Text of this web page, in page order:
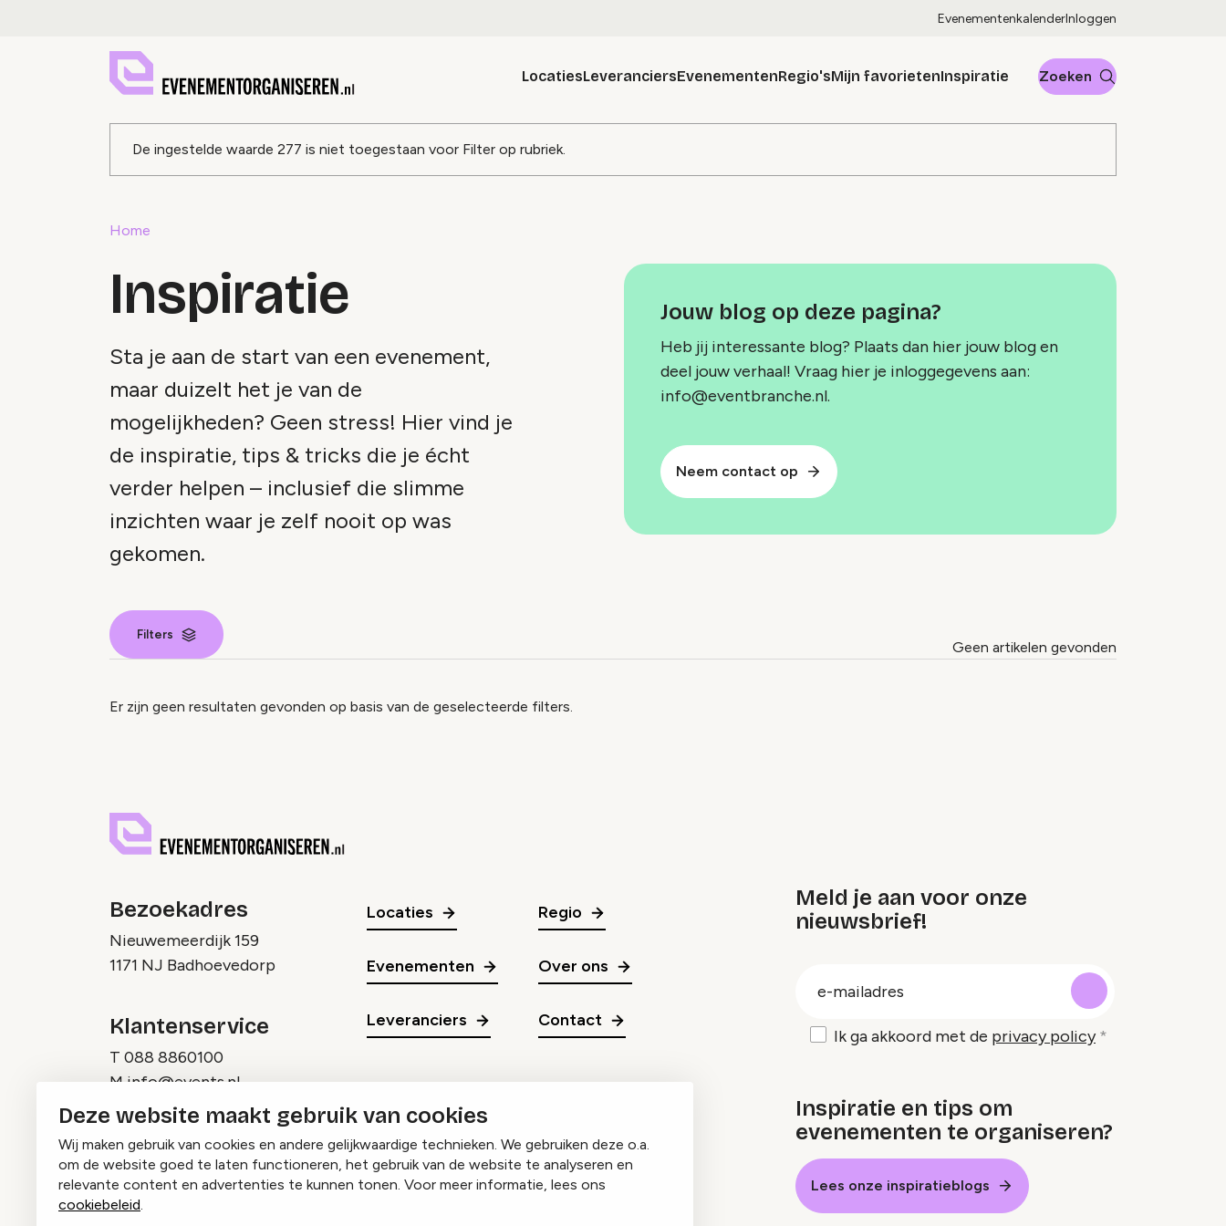
Deze website maakt gebruik van cookies
Wij maken gebruik van cookies en andere gelijkwaardige technieken. We gebruiken deze o.a.
om de website goed te laten functioneren, het gebruik van de website te analyseren en
relevante content en advertenties te kunnen tonen. Voor meer informatie, lees ons
cookiebeleid.
EvenementenkalenderInloggen
LocatiesLeveranciersEvenementenRegio'sMijn favorietenInspiratie Zoeken
Foutmelding
De ingestelde waarde 277 is niet toegestaan voor Filter op rubriek.
Home
Inspiratie
Sta je aan de start van een evenement,
maar duizelt het je van de
mogelijkheden? Geen stress! Hier vind je
de inspiratie, tips & tricks die je écht
verder helpen – inclusief die slimme
inzichten waar je zelf nooit op was
gekomen.
Jouw blog op deze pagina?
Heb jij interessante blog? Plaats dan hier jouw blog en
deel jouw verhaal! Vraag hier je inloggegevens aan:
info@eventbranche.nl.
Neem contact op
Filters
Geen artikelen gevonden
Nieuws index
Er zijn geen resultaten gevonden op basis van de geselecteerde filters.
Bezoekadres
Nieuwemeerdijk 159
1171 NJ Badhoevedorp
Klantenservice
T 088 8860100
M info@events.nl
Locaties
Evenementen
Leveranciers
Regio
Over ons
Contact
Meld je aan voor onze
nieuwsbrief!
Ik ga akkoord met de privacy policy
Inspiratie en tips om
evenementen te organiseren?
Lees onze inspiratieblogs